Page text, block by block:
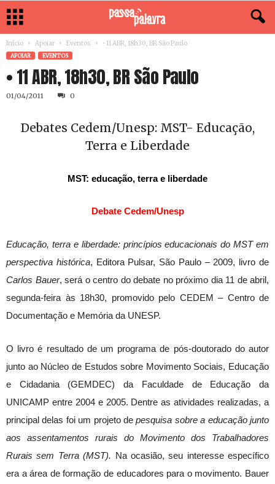
Início Apoiar Eventos • 11 ABR, 18h30, BR São Paulo
APOIAR EVENTOS
• 11 ABR, 18h30, BR São Paulo
01/04/2011 0
Debates Cedem/Unesp: MST- Educação,
Terra e Liberdade
MST: educação, terra e liberdade
Debate Cedem/Unesp
Educação, terra e liberdade: princípios educacionais do MST em
perspectiva histórica, Editora Pulsar, São Paulo – 2009, livro de
Carlos Bauer, será o centro do debate no próximo dia 11 de abril,
segunda-feira às 18h30, promovido pelo CEDEM – Centro de
Documentação e Memória da UNESP.
O livro é resultado de um programa de pós-doutorado do autor
junto ao Núcleo de Estudos sobre Movimento Sociais, Educação
e Cidadania (GEMDEC) da Faculdade de Educação da
UNICAMP entre 2004 e 2005. Dentre as atividades realizadas, a
principal delas foi um projeto depesquisa sobre a educação junto
aos assentamentos rurais do Movimento dos Trabalhadores
Rurais sem Terra (MST). Na ocasião, seu interesse específico
era a área de formação de educadores para o movimento. Bauer